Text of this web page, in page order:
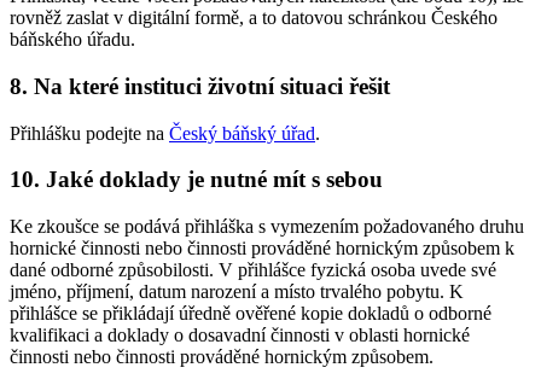
rovněž zaslat v digitální formě, a to datovou schránkou Českého
báňského úřadu.
8. Na které instituci životní situaci řešit
Přihlášku podejte na Český báňský úřad.
10. Jaké doklady je nutné mít s sebou
Ke zkoušce se podává přihláška s vymezením požadovaného druhu
hornické činnosti nebo činnosti prováděné hornickým způsobem k
dané odborné způsobilosti. V přihlášce fyzická osoba uvede své
jméno, příjmení, datum narození a místo trvalého pobytu. K
přihlášce se přikládají úředně ověřené kopie dokladů o odborné
kvalifikaci a doklady o dosavadní činnosti v oblasti hornické
činnosti nebo činnosti prováděné hornickým způsobem.